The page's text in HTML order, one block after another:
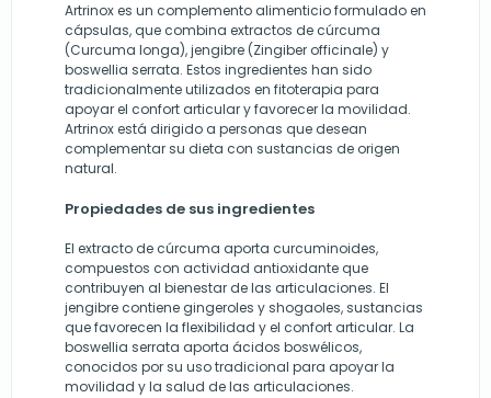
Artrinox es un complemento alimenticio formulado en
cápsulas, que combina extractos de cúrcuma
(Curcuma longa), jengibre (Zingiber officinale) y
boswellia serrata. Estos ingredientes han sido
tradicionalmente utilizados en fitoterapia para
apoyar el confort articular y favorecer la movilidad.
Artrinox está dirigido a personas que desean
complementar su dieta con sustancias de origen
natural.
Propiedades de sus ingredientes
El extracto de cúrcuma aporta curcuminoides,
compuestos con actividad antioxidante que
contribuyen al bienestar de las articulaciones. El
jengibre contiene gingeroles y shogaoles, sustancias
que favorecen la flexibilidad y el confort articular. La
boswellia serrata aporta ácidos boswélicos,
conocidos por su uso tradicional para apoyar la
movilidad y la salud de las articulaciones.